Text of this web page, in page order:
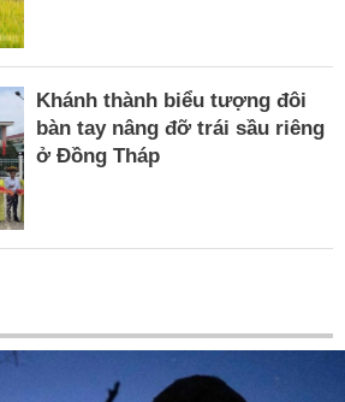
Khánh thành biểu tượng đôi
bàn tay nâng đỡ trái sầu riêng
ở Đồng Tháp